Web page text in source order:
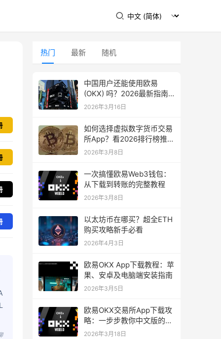
热门 最新 随机
中国用户还能使用欧易
(OKX) 吗？2026最新指南
教你如何下载
2026年3月16日
如何选择虚拟数字货币交易
所App？看2026排行榜推
荐！
2026年3月8日
一次搞懂欧易Web3钱包：
从下载到转账的完整教程
2026年3月8日
以太坊币在哪买？超全ETH
购买攻略新手必看
2026年4月3日
欧易OKX App下载教程：苹
果、安卓及电脑端安装指南
2026年3月5日
欧易OKX交易所App下载攻
略：一步步教你中文版的下
载与安装
2026年3月18日